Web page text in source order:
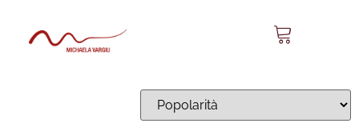
Su Cabidale 08